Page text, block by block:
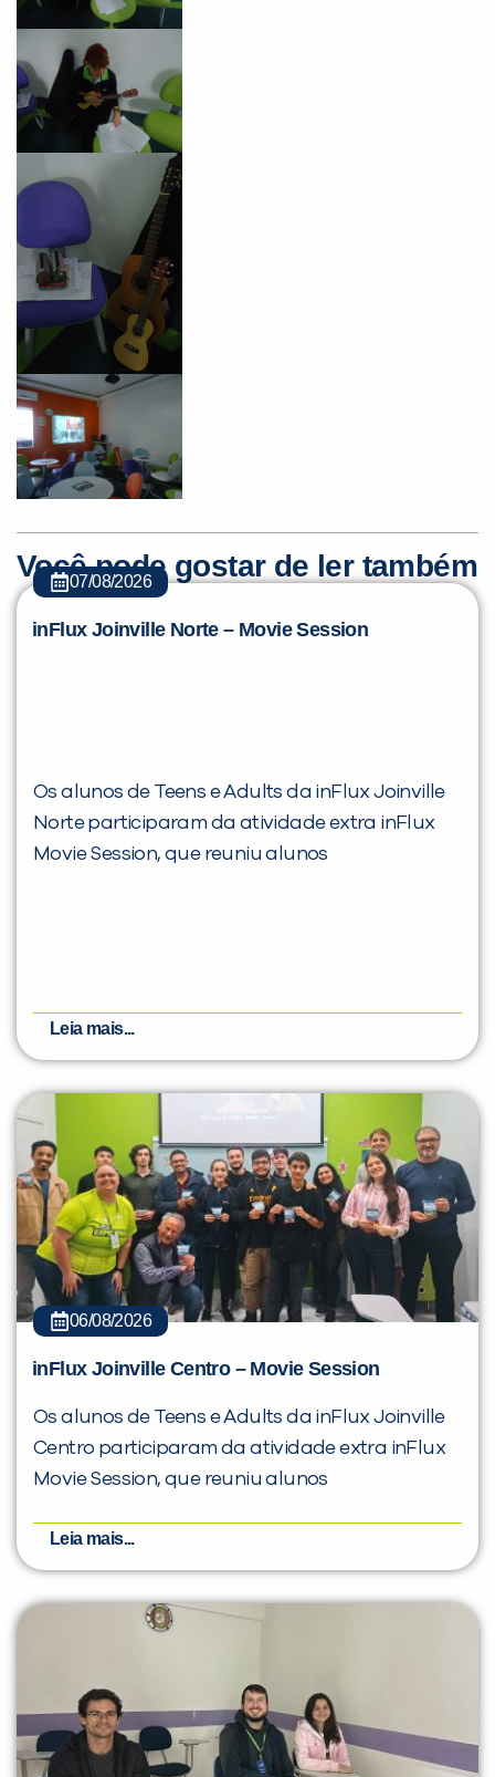
Você pode gostar de ler também
07/08/2026
inFlux Joinville Norte – Movie Session
Os alunos de Teens e Adults da inFlux Joinville
Norte participaram da atividade extra inFlux
Movie Session, que reuniu alunos
Leia mais...
06/08/2026
inFlux Joinville Centro – Movie Session
Os alunos de Teens e Adults da inFlux Joinville
Centro participaram da atividade extra inFlux
Movie Session, que reuniu alunos
Leia mais...